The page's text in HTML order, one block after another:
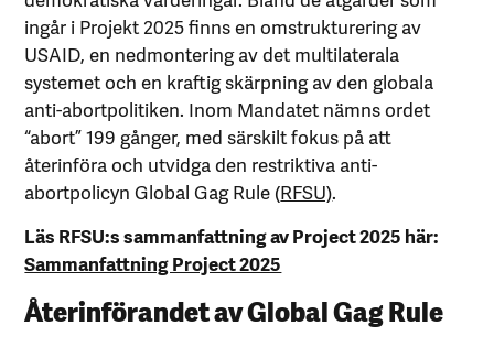
ingår i Projekt 2025 finns en omstrukturering av
USAID, en nedmontering av det multilaterala
systemet och en kraftig skärpning av den globala
anti-abortpolitiken. Inom Mandatet nämns ordet
“abort” 199 gånger, med särskilt fokus på att
återinföra och utvidga den restriktiva anti-
abortpolicyn Global Gag Rule (RFSU).
Läs RFSU:s sammanfattning av Project 2025 här:
Sammanfattning Project 2025
Återinförandet av Global Gag Rule